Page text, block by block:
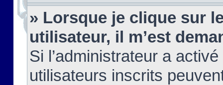
» Lorsque je clique sur
utilisateur, il m’est
Si l’administrateur a
utilisateurs inscrits